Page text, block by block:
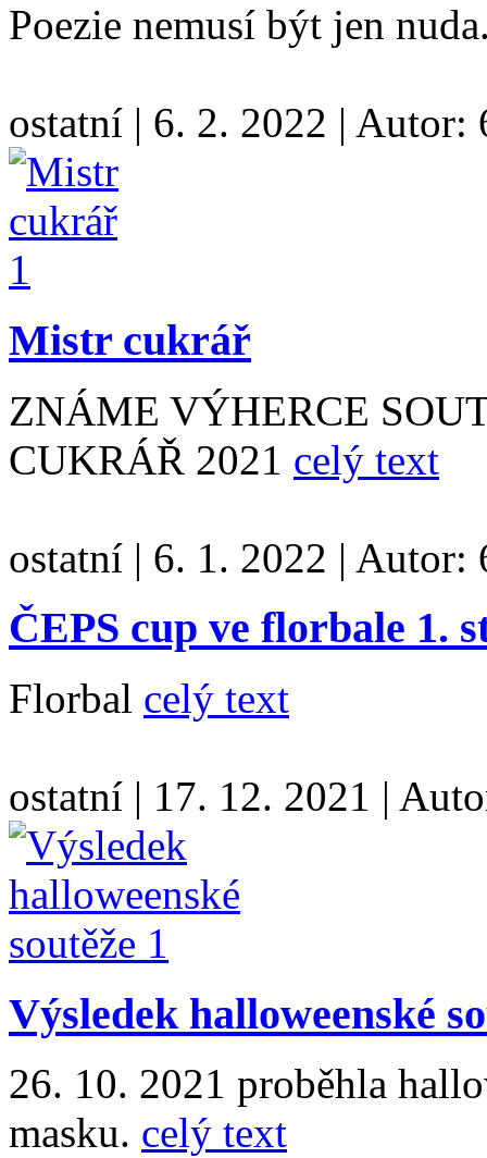
Poezie nemusí být jen
ostatní | 6. 2. 2022 | Autor:
Mistr cukrář
ZNÁME VÝHERCE
CUKRÁŘ 2021 celý text
ostatní | 6. 1. 2022 | Autor:
ČEPS cup ve florbale 1.
Florbal celý text
ostatní | 17. 12. 2021 |
Výsledek halloweenské
26. 10. 2021 proběhla
masku. celý text